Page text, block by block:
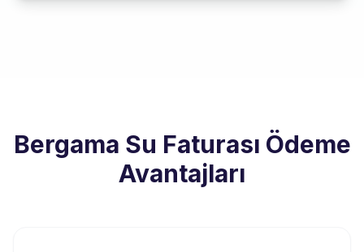
Bergama Su Faturası Ödeme
Avantajları